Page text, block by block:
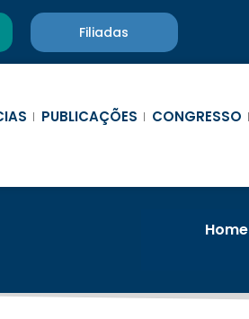
Filiadas
PUBLICAÇÕES CONGRESSO
Home